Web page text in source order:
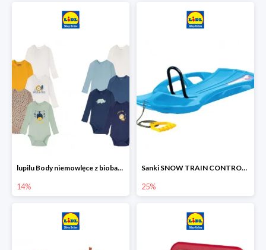
lupilu Body niemowlęce z biobawełny
14%
Sanki SNOW TRAIN CONTROL -25%
25%